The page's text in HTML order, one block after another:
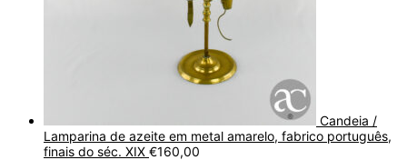
Candeia /
Lamparina de azeite em metal amarelo, fabrico português,
finais do séc. XIX €160,00